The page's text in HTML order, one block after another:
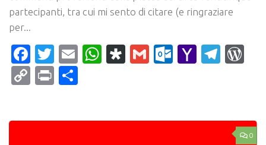
partecipanti, tra cui mi sento di citare (e ringraziare
per...
Facebook
Twitter
EmailWhatsApp
Diaspora
Gmail Yahoo
CopyPrint
0